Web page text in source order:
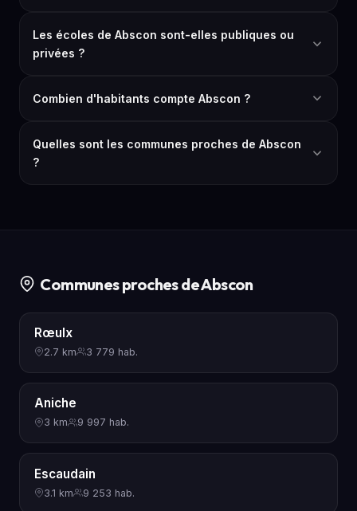
Les écoles de Abscon sont-elles publiques ou
privées ?
Combien d'habitants compte Abscon ?
Quelles sont les communes proches de Abscon
?
Communes proches de Abscon
Rœulx
2.7 km 3 779 hab.
Aniche
3 km 9 997 hab.
Escaudain
3.1 km 9 253 hab.